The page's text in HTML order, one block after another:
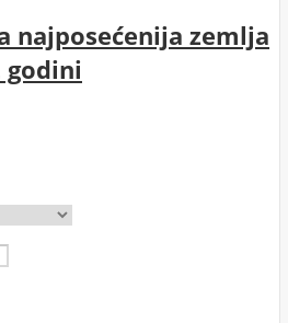
najposećenija zemlja
godini